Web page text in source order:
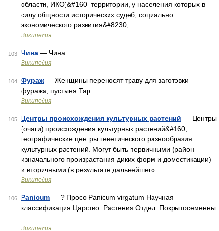
области, ИКО)&#160; территории, у населения которых в
силу общности исторических судеб, социально
экономического развития&#8230; …
Википедия
103 Чина — Чина …
Википедия
104 Фураж — Женщины переносят траву для заготовки
фуража, пустыня Тар …
Википедия
105 Центры происхождения культурных растений — Центры
(очаги) происхождения культурных растений&#160;
географические центры генетического разнообразия
культурных растений. Могут быть первичными (район
изначального произрастания диких форм и доместикации)
и вторичными (в результате дальнейшего …
Википедия
106 Panicum — ? Просо Panicum virgatum Научная
классификация Царство: Растения Отдел: Покрытосеменны
Википедия